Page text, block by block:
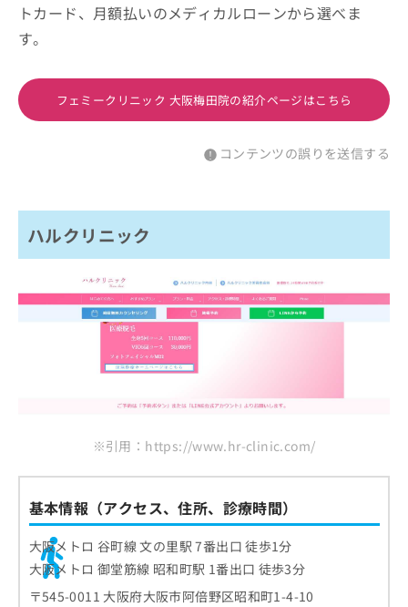
トカード、月額払いのメディカルローンから選べま
す。
フェミークリニック 大阪梅田院の紹介ページはこちら
コンテンツの誤りを送信する
ハルクリニック
※引用：https://www.hr-clinic.com/
基本情報（アクセス、住所、診療時間）
大阪メトロ 谷町線 文の里駅 7番出口 徒歩1分
大阪メトロ 御堂筋線 昭和町駅 1番出口 徒歩3分
〒545-0011 大阪府大阪市阿倍野区昭和町1-4-10